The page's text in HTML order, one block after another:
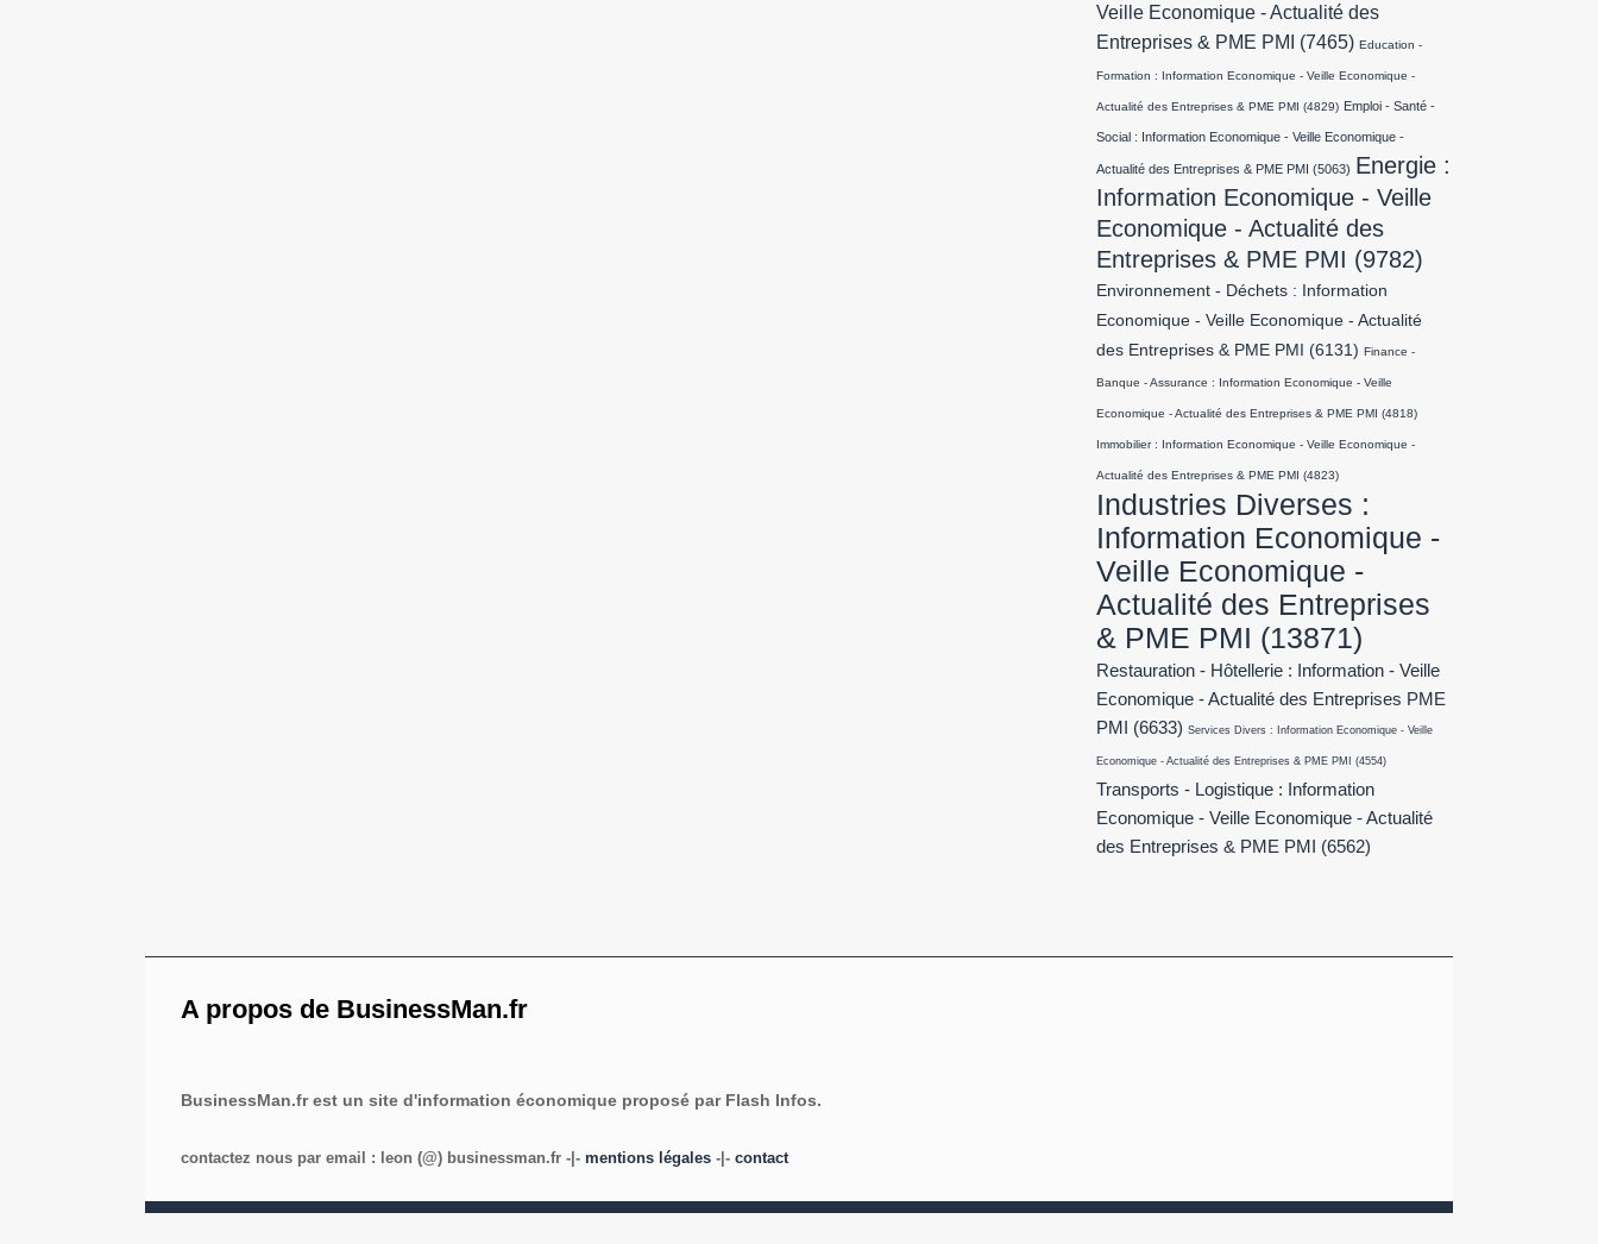
Veille Economique - Actualité des
Entreprises & PME PMI (7465) Education -
Formation : Information Economique - Veille Economique -
Actualité des Entreprises & PME PMI (4829) Emploi - Santé -
Social : Information Economique - Veille Economique -
Actualité des Entreprises & PME PMI (5063) Energie :
Information Economique - Veille
Economique - Actualité des
Entreprises & PME PMI (9782)
Environnement - Déchets : Information
Economique - Veille Economique - Actualité
des Entreprises & PME PMI
(6131) Finance -
Banque - Assurance : Information Economique - Veille
Economique - Actualité des Entreprises & PME PMI (4818)
Immobilier : Information Economique - Veille Economique -
Actualité des Entreprises & PME PMI (4823)
Industries Diverses :
Information Economique -
Veille Economique -
Actualité des Entreprises
& PME PMI (13871)
Restauration - Hôtellerie : Information - Veille
Economique - Actualité des Entreprises PME
PMI
(6633) Services Divers : Information Economique - Veille
Economique - Actualité des Entreprises & PME PMI (4554)
Transports - Logistique : Information
Economique - Veille Economique - Actualité
des Entreprises & PME PMI
(6562)
A propos de BusinessMan.fr
BusinessMan.fr est un site d'information économique proposé par Flash Infos.
contactez nous par email : leon (@) businessman.fr -|- mentions légales -|- contact